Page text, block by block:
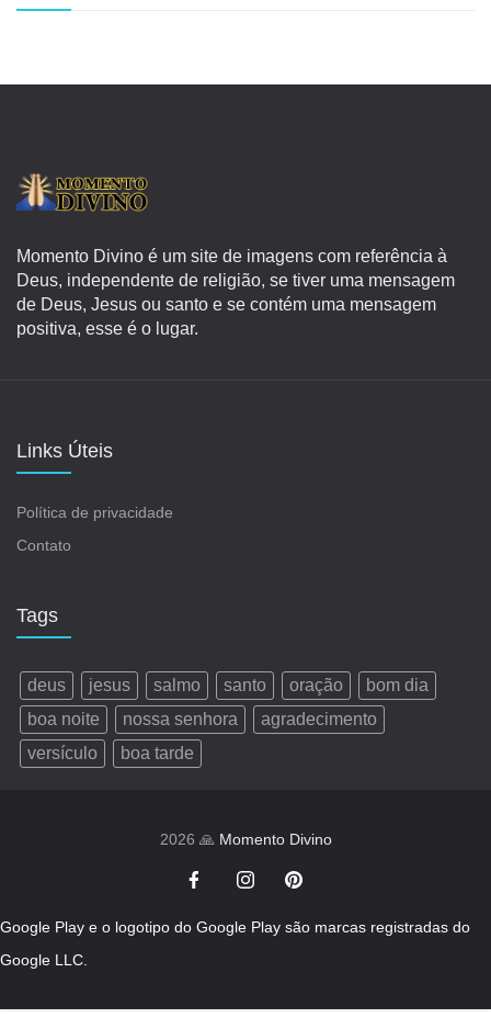
Momento Divino é um site de imagens com referência à
Deus, independente de religião, se tiver uma mensagem
de Deus, Jesus ou santo e se contém uma mensagem
positiva, esse é o lugar.
Links Úteis
Política de privacidade
Contato
Tags
deus jesus salmo santo oração
bom dia
boa noite
nossa senhora
agradecimento
versículo
boa tarde
2026 🙏 Momento Divino
Google Play e o logotipo do Google Play são marcas registradas do
Google LLC.